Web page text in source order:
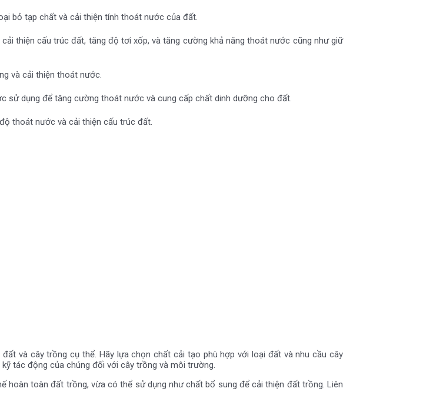
bỏ tạp chất và cải thiện tính thoát nước của đất.
thiện cấu trúc đất, tăng độ tơi xốp, và tăng cường khả năng thoát nước cũng như giữ
và cải thiện thoát nước.
sử dụng để tăng cường thoát nước và cung cấp chất dinh dưỡng cho đất.
thoát nước và cải thiện cấu trúc đất.
và cây trồng cụ thể. Hãy lựa chọn chất cải tạo phù hợp với loại đất và nhu cầu cây
tác động của chúng đối với cây trồng và môi trường.
toàn đất trồng, vừa có thể sử dụng như chất bổ sung để cải thiện đất trồng. Liên